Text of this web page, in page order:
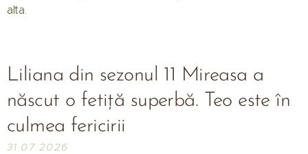
alta.
Liliana din sezonul 11 Mireasa a
născut o fetiță superbă. Teo este în
culmea fericirii
31.07.2026